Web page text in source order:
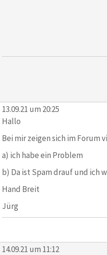
13.09.21 um 20:25
Hallo
Bei mir zeigen sich im Forum
a) ich habe ein Problem
b) Da ist Spam drauf und ich
Hand Breit
Jürg
14.09.21 um 11:12